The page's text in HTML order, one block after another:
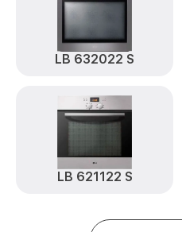
LB 632022 S
LB 621122 S